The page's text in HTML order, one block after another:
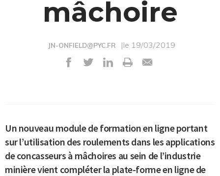
mâchoire
JN-ONFIELD@PYC.FR |le 19/03/2019
Un nouveau module de formation en ligne portant
sur l’utilisation des roulements dans les applications
de concasseurs à mâchoires au sein de l’industrie
minière vient compléter la plate-forme en ligne de